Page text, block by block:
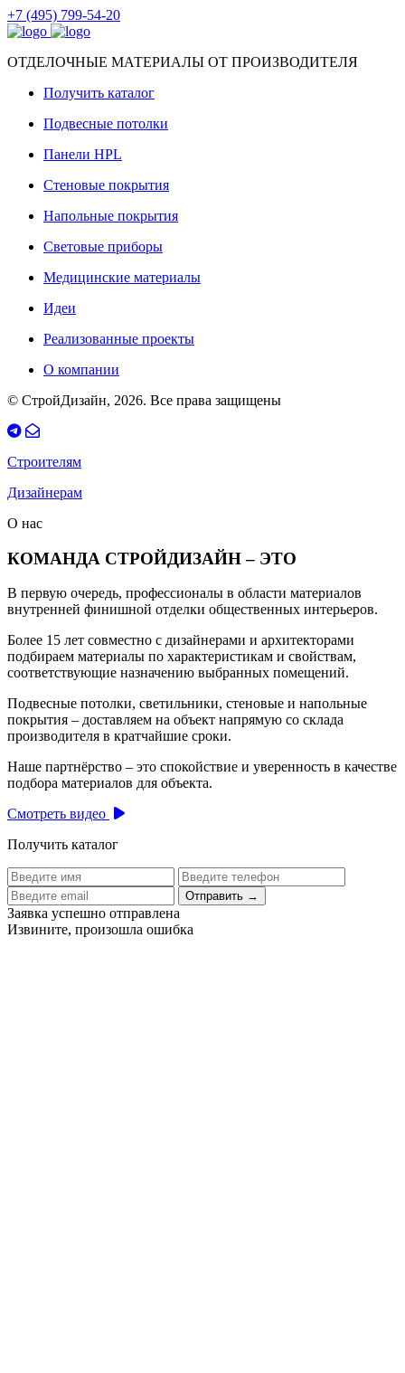
+7 (495) 799-54-20
ОТДЕЛОЧНЫЕ МАТЕРИАЛЫ ОТ ПРОИЗВОДИТЕЛЯ
Получить каталог
Подвесные потолки
Панели HPL
Стеновые покрытия
Напольные покрытия
Световые приборы
Медицинские материалы
Идеи
Реализованные проекты
О компании
© СтройДизайн, 2026. Все права защищены
Строителям
Дизайнерам
О нас
КОМАНДА СТРОЙДИЗАЙН – ЭТО
В первую очередь, профессионалы в области материалов
внутренней финишной отделки общественных интерьеров.
Более 15 лет совместно с дизайнерами и архитекторами
подбираем материалы по характеристикам и свойствам,
соответствующие назначению выбранных помещений.
Подвесные потолки, светильники, стеновые и напольные
покрытия – доставляем на объект напрямую со склада
производителя в кратчайшие сроки.
Наше партнёрство – это спокойствие и уверенность в качестве
подбора материалов для объекта.
Смотреть видео
Получить каталог
Отправить →
Заявка успешно отправлена
Извините, произошла ошибка